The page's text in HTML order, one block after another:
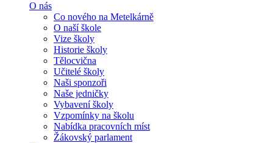
O nás
Co nového na Metelkárně
O naší škole
Vize školy
Historie školy
Tělocvična
Učitelé školy
Naši sponzoři
Naše jedničky
Vybavení školy
Vzpomínky na školu
Nabídka pracovních míst
Žákovský parlament